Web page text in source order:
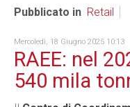
Pubblicato in Retail
Mercoledì, 18 Giugno 2025 10:13
RAEE: nel
540 mila